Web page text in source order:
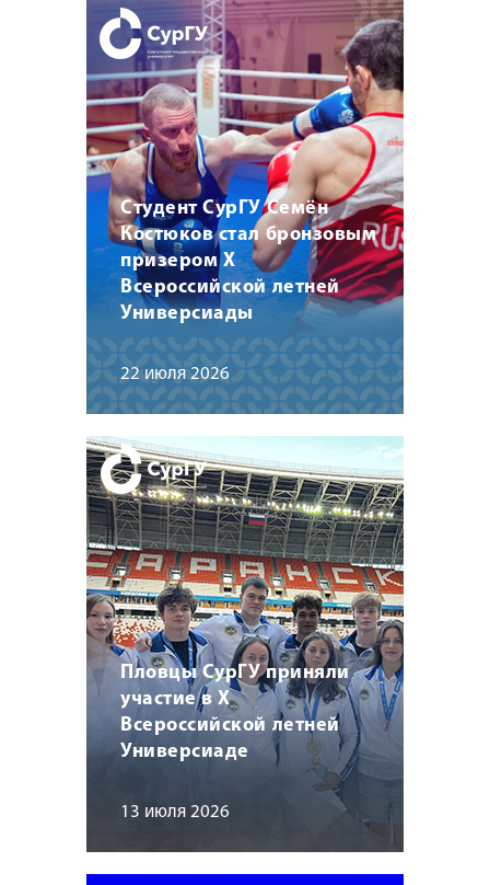
Студент СурГУ Семён
Костюков стал бронзовым
призером X
Всероссийской летней
Универсиады
22 июля 2026
Пловцы СурГУ приняли
участие в X
Всероссийской летней
Универсиаде
13 июля 2026